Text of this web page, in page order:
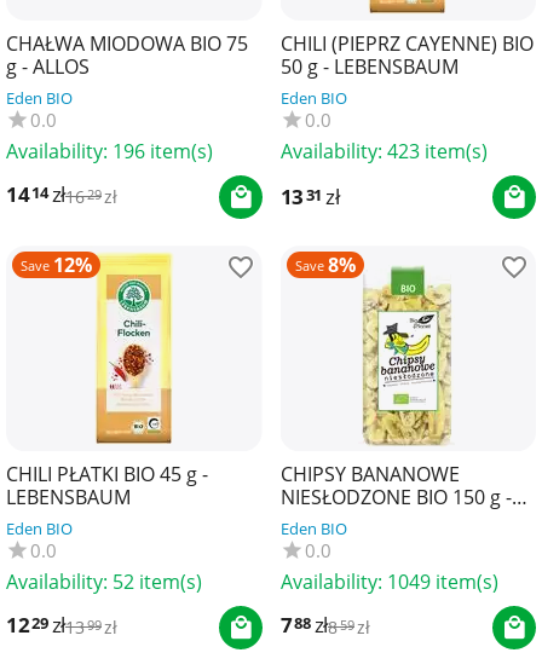
CHAŁWA MIODOWA BIO 75
g - ALLOS
Eden BIO
0.0
Availability: 196 item(s)
1414zł1629 zł
CHILI (PIEPRZ CAYENNE) BIO
50 g - LEBENSBAUM
Eden BIO
0.0
Availability: 423 item(s)
1331 zł
Save 12%
CHILI PŁATKI BIO 45 g -
LEBENSBAUM
Eden BIO
0.0
Availability: 52 item(s)
1229zł1399zł
Save 8%
CHIPSY BANANOWE
NIESŁODZONE BIO 150 g -
BIO PLANET
Eden BIO
0.0
Availability: 1049 item(s)
788zł859zł